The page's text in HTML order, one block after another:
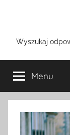
Wyszukaj
Menu